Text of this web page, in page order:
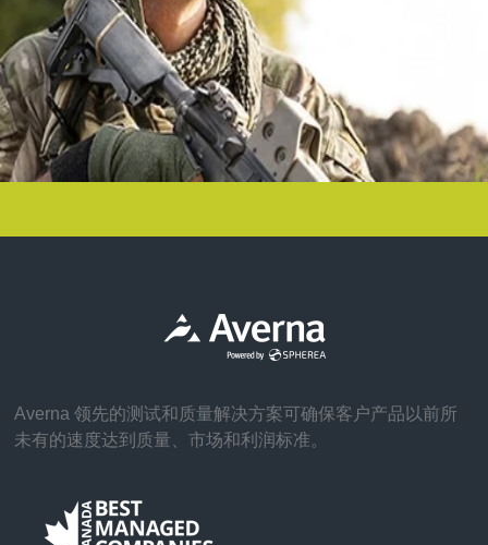
Averna 领先的测试和质量解决方案可确保客户产品以前所
未有的速度达到质量、市场和利润标准。